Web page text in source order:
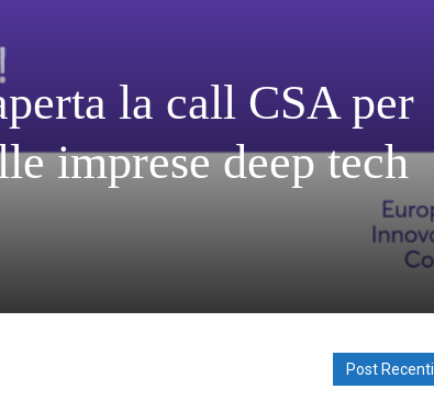
la call CSA per
imprese deep tech
Post Recenti